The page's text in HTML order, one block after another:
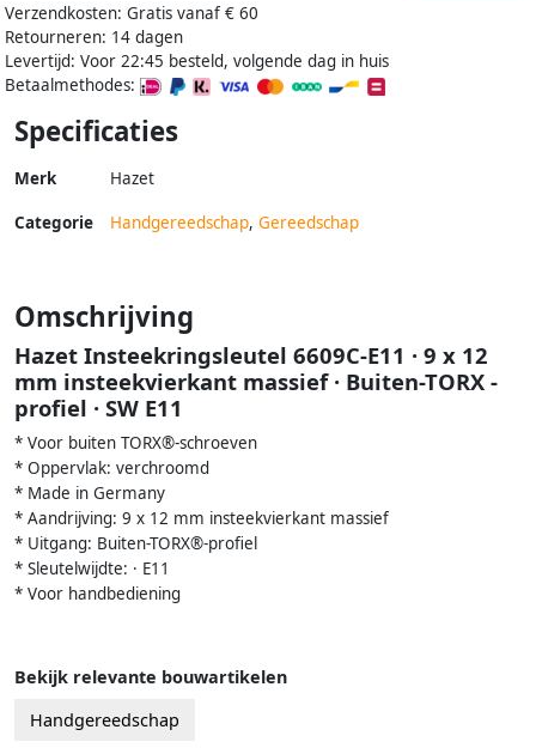
Verzendkosten: Gratis vanaf € 60
Retourneren: 14 dagen
Levertijd: Voor 22:45 besteld, volgende dag in huis
Betaalmethodes:
Specificaties
Merk Hazet
Categorie Handgereedschap, Gereedschap
Omschrijving
Hazet Insteekringsleutel 6609C-E11 · 9 x 12
mm insteekvierkant massief · Buiten-TORX -
profiel · SW E11
* Voor buiten TORX®-schroeven
* Oppervlak: verchroomd
* Made in Germany
* Aandrijving: 9 x 12 mm insteekvierkant massief
* Uitgang: Buiten-TORX®-profiel
* Sleutelwijdte: · E11
* Voor handbediening
Bekijk relevante bouwartikelen
Handgereedschap